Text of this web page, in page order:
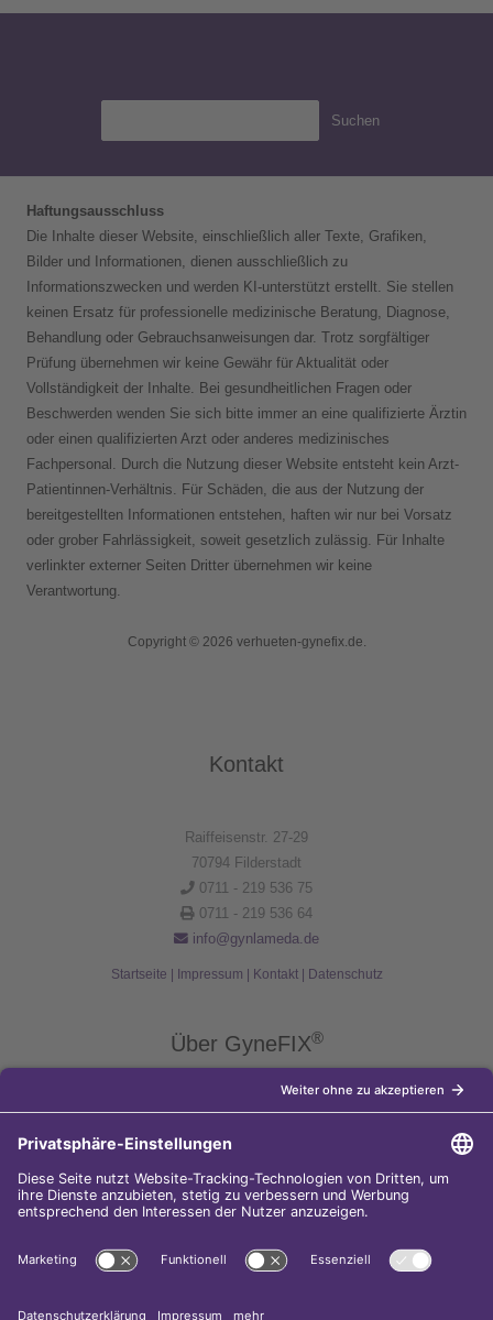
Suchen
Haftungsausschluss
Die Inhalte dieser Website, einschließlich aller Texte, Grafiken,
Bilder und Informationen, dienen ausschließlich zu
Informationszwecken und werden KI-unterstützt erstellt. Sie stellen
keinen Ersatz für professionelle medizinische Beratung, Diagnose,
Behandlung oder Gebrauchsanweisungen dar. Trotz sorgfältiger
Prüfung übernehmen wir keine Gewähr für Aktualität oder
Vollständigkeit der Inhalte. Bei gesundheitlichen Fragen oder
Beschwerden wenden Sie sich bitte immer an eine qualifizierte Ärztin
oder einen qualifizierten Arzt oder anderes medizinisches
Fachpersonal. Durch die Nutzung dieser Website entsteht kein Arzt-
Patientinnen-Verhältnis. Für Schäden, die aus der Nutzung der
bereitgestellten Informationen entstehen, haften wir nur bei Vorsatz
oder grober Fahrlässigkeit, soweit gesetzlich zulässig. Für Inhalte
verlinkter externer Seiten Dritter übernehmen wir keine
Verantwortung.
Copyright © 2026 verhueten-gynefix.de.
Kontakt
Raiffeisenstr. 27-29
70794 Filderstadt
0711 - 219 536 75
0711 - 219 536 64
info@gynlameda.de
Startseite Impressum Kontakt| Datenschutz
Über GyneFIX®
Die Kupferkette GyneFIX®bietet als Weiterentwicklung der
Kupferspirale Frauen jeden Alters eine moderne Verhütungsmethode
Sie wird wie eine konventionelle Spirale in die Gebärmutterhöhle
eingeführt und sorgt für einen langfristigen und sicheren